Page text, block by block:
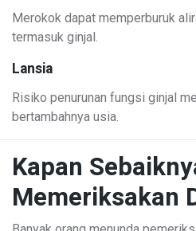
Merokok dapat memperburuk
termasuk ginjal.
Lansia
Risiko penurunan fungsi ginjal
bertambahnya usia.
Kapan
Memeriksakan